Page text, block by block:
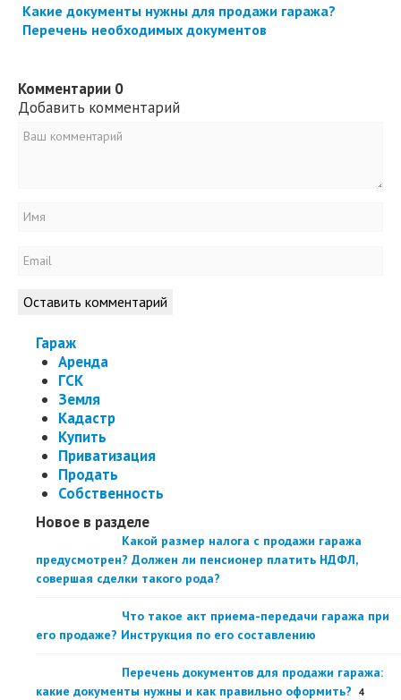
Какие документы нужны для продажи гаража?
Перечень необходимых документов
Комментарии 0
Добавить комментарий
Оставить комментарий
Гараж
Аренда
ГСК
Земля
Кадастр
Купить
Приватизация
Продать
Собственность
Новое в разделе
Какой размер налога с продажи гаража
предусмотрен? Должен ли пенсионер платить НДФЛ,
совершая сделки такого рода?
Что такое акт приема-передачи гаража при
его продаже? Инструкция по его составлению
Перечень документов для продажи гаража:
какие документы нужны и как правильно оформить?
4